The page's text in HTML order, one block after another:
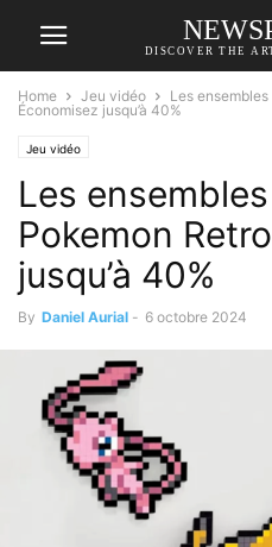
DISCOVER THE
Home Jeu vidéo
Les
Économisez jusqu’à 40%
Jeu vidéo
Les
Pokemon
jusqu’à 40%
By Daniel Aurial - 6 octobre 2024